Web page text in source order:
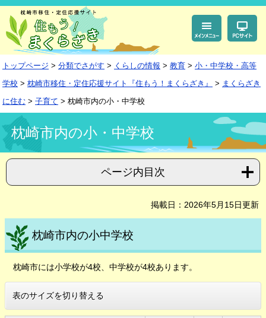
ペ
の
で
す。
メ
ー
ば
し
て
本
文
トップページ > 分類でさがす > くらしの情報 > 教育 > 小・中学校・高等
学校 > 枕崎市移住・定住応援サイト『住もう！まくらざき』 > まくらざき
に住む > 子育て > 枕崎市内の小・中学校
文 枕崎市内の小・中学校
ページ内目次
掲載日：2026年5月15日更新
枕崎市内の小中学校
枕崎市には小学校が4校、中学校が4校あります。
表のサイズを切り替える